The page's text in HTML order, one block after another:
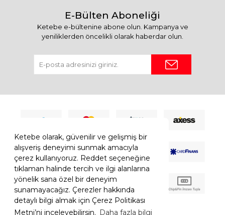
Ketebe olarak, güvenilir ve gelişmiş bir
alışveriş deneyimi sunmak amacıyla
çerez kullanıyoruz. Reddet seçeneğine
tıklaman halinde tercih ve ilgi alanlarına
yönelik sana özel bir deneyim
sunamayacağız. Çerezler hakkında
detaylı bilgi almak için Çerez Politikası
Metni’ni inceleyebilirsin. Daha fazla bilgi
E-Bülten Aboneliği
Ketebe e-bültenine abone olun. Kampanya ve
yeniliklerden öncelikli olarak haberdar olun.